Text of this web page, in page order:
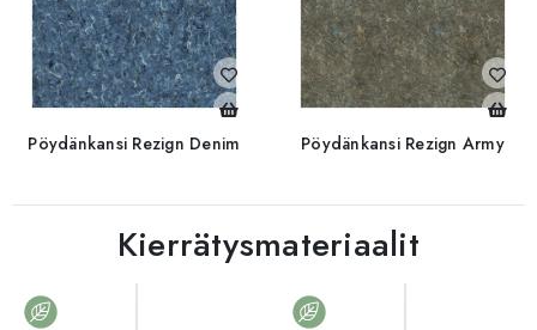
Pöydänkansi Rezign Denim Pöydänkansi Rezign Army
Kierrätysmateriaalit